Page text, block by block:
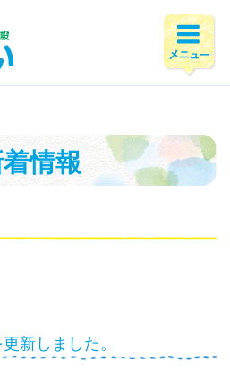
情報
新しました。